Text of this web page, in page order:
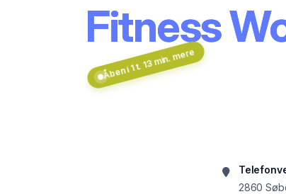
Fitness
Åben i 1 t. 13 min. mere
2860